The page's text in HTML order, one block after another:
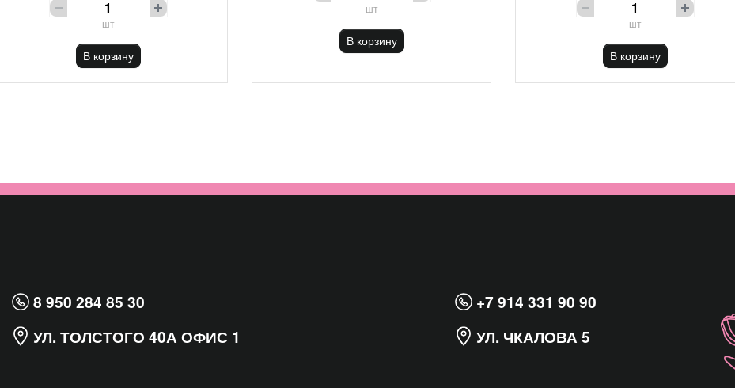
шт
В корзину
шт
В корзину
шт
В корзину
8 950 284 85 30
УЛ. ТОЛСТОГО 40А ОФИС 1
+7 914 331 90 90
УЛ. ЧКАЛОВА 5